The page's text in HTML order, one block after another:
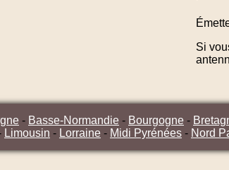
Si
- Basse-Normandie - Bourgogne -
Limousin - Lorraine - Midi Pyrénées - Nord